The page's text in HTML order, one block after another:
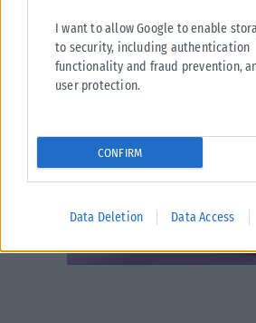
I want to allow Google to enable
to security, including authentication
functionality and fraud prevention,
user protection.
CONFIRM
Data Deletion Data Access